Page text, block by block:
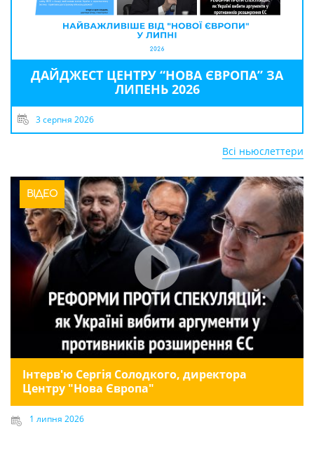
ДАЙДЖЕСТ ЦЕНТРУ “НОВА ЄВРОПА” ЗА
ЛИПЕНЬ 2026
3 серпня 2026
Всі ньюслеттери
ВІДЕО
Інтерв'ю Сергія Солодкого, директора
Центру "Нова Європа"
1 липня 2026